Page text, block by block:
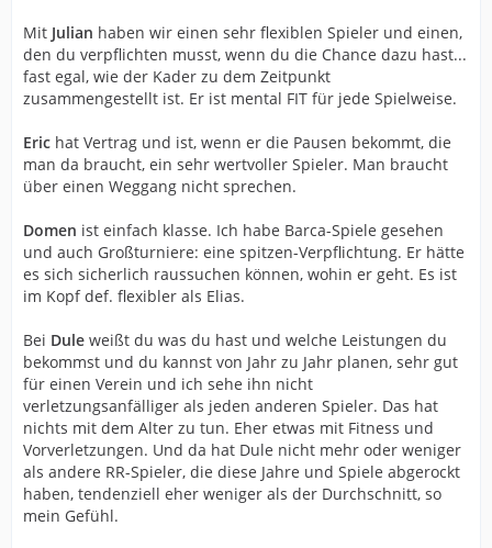
Mit Julian haben wir einen sehr flexiblen Spieler und einen,
den du verpflichten musst, wenn du die Chance dazu hast...
fast egal, wie der Kader zu dem Zeitpunkt
zusammengestellt ist. Er ist mental FIT für jede Spielweise.
Eric hat Vertrag und ist, wenn er die Pausen bekommt, die
man da braucht, ein sehr wertvoller Spieler. Man braucht
über einen Weggang nicht sprechen.
Domen ist einfach klasse. Ich habe Barca-Spiele gesehen
und auch Großturniere: eine spitzen-Verpflichtung. Er hätte
es sich sicherlich raussuchen können, wohin er geht. Es ist
im Kopf def. flexibler als Elias.
Bei Dule weißt du was du hast und welche Leistungen du
bekommst und du kannst von Jahr zu Jahr planen, sehr gut
für einen Verein und ich sehe ihn nicht
verletzungsanfälliger als jeden anderen Spieler. Das hat
nichts mit dem Alter zu tun. Eher etwas mit Fitness und
Vorverletzungen. Und da hat Dule nicht mehr oder weniger
als andere RR-Spieler, die diese Jahre und Spiele abgerockt
haben, tendenziell eher weniger als der Durchschnitt, so
mein Gefühl.